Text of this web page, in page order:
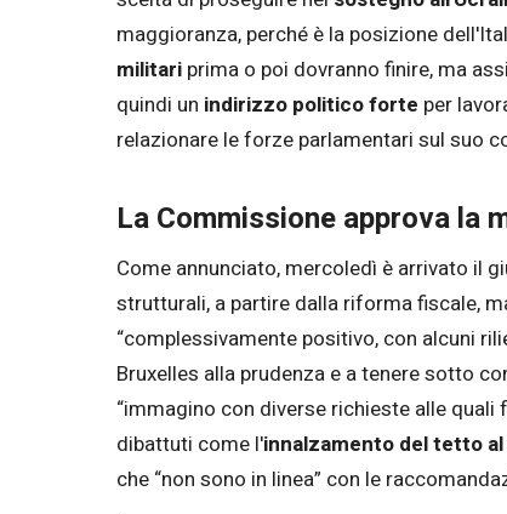
maggioranza, perché è la posizione
militari prima o poi dovranno finire, ma
quindi un indirizzo politico forte per
relazionare le forze parlamentari sul suo
La Commissione approva la
Come annunciato, mercoledì è arrivato il
strutturali, a partire dalla riforma fiscale,
“complessivamente positivo, con alcuni
Bruxelles alla prudenza e a tenere sotto
“immagino con diverse richieste alle quali
dibattuti come l'innalzamento del tetto
che “non sono in linea” con le